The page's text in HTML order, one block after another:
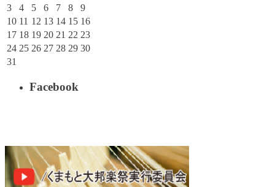
3
4 5 6 7 8
9
10 11 12 13 14 15 16
17 18 19 20 21 22 23
24 25 26 27 28 29 30
31
Facebook